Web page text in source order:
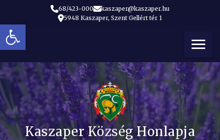
Eszköztár megnyitása
68/423-000
kaszaper@kaszaper.hu
5948 Kaszaper, Szent Gellért tér 1
Kaszaper Község Honlapja